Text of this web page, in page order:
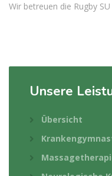
Wir betreuen die Rugby
Unsere
Übersicht